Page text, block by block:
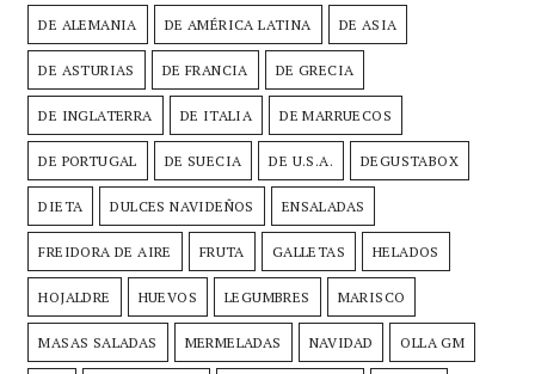
DE ALEMANIA DE AMÉRICA LATINA DE ASIA
DE ASTURIAS DE FRANCIA DE GRECIA
DE INGLATERRA DE ITALIA DE MARRUECOS
DE PORTUGAL DE SUECIA DE U.S.A. DEGUSTABOX
DIETA DULCES NAVIDEÑOS ENSALADAS
FREIDORA DE AIRE FRUTA GALLETAS HELADOS
HOJALDRE HUEVOS LEGUMBRES MARISCO
MASAS SALADAS MERMELADAS NAVIDAD OLLA GM